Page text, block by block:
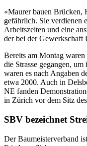
«Maurer bauen Brücken,
gefährlich. Sie verdienen
Arbeitszeiten und eine
der bei der Gewerkschaft
Bereits am Montag
die Strasse gegangen,
waren es nach Angaben
etwa 2000. Auch in
NE fanden
in Zürich vor dem Sitz
SBV bezeichnet
Der Baumeisterverband